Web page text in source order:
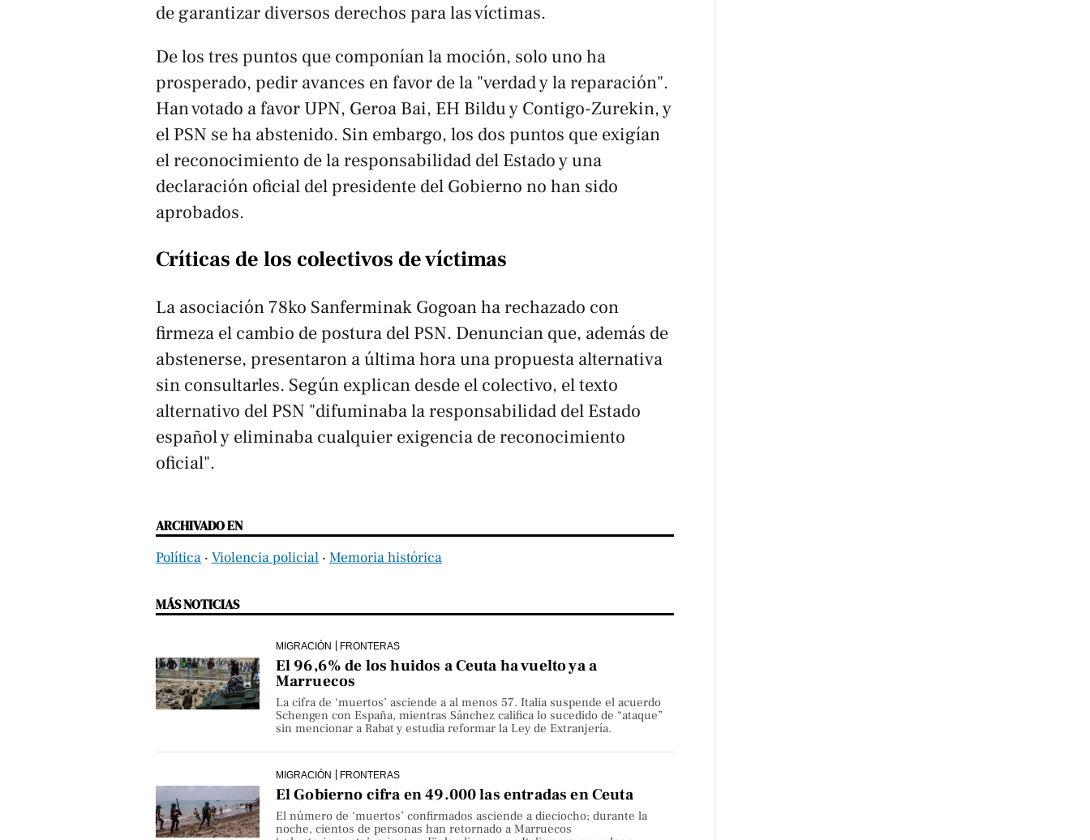
de garantizar diversos derechos para las víctimas.
De los tres puntos que componían la moción, solo uno ha
prosperado, pedir avances en favor de la "verdad y la reparación".
Han votado a favor UPN, Geroa Bai, EH Bildu y Contigo-Zurekin, y
el PSN se ha abstenido. Sin embargo, los dos puntos que exigían
el reconocimiento de la responsabilidad del Estado y una
declaración oficial del presidente del Gobierno no han sido
aprobados.
Críticas de los colectivos de víctimas
La asociación 78ko Sanferminak Gogoanha rechazado con
firmeza el cambio de postura del PSN. Denuncian que, además de
abstenerse, presentaron a última hora una propuesta alternativa
sin consultarles. Según explican desde el colectivo, el texto
alternativo del PSN "difuminaba la responsabilidad del Estado
español y eliminaba cualquier exigencia de reconocimiento
oficial".
ARCHIVADO EN
Política ‧ Violencia policial ‧ Memoria histórica
MÁS NOTICIAS
MIGRACIÓN FRONTERAS
El 96,6% de los huidos a Ceuta ha vuelto ya a
Marruecos
La cifra de ‘muertos’ asciende a al menos 57. Italia suspende el acuerdo
Schengen con España, mientras Sánchez califica lo sucedido de “ataque”
sin mencionar a Rabat y estudia reformar la Ley de Extranjería.
MIGRACIÓN FRONTERAS
El Gobierno cifra en 49.000 las entradas en Ceuta
El número de ‘muertos’ confirmados asciende a dieciocho; durante la
noche, cientos de personas han retornado a Marruecos